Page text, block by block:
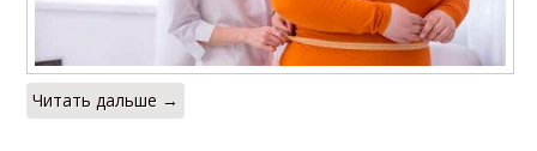
Читать дальше →